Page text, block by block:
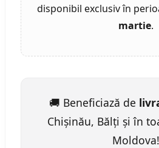
disponibil exclusiv în
martie.
🚚 Beneficiază de
Chișinău, Bălți și în
Moldova!